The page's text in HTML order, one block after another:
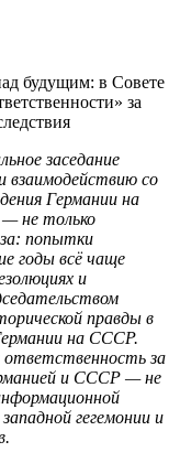
заседание
взаимодействию со
Германии на
не только
попытки
годы всё чаще
и
правды в
на СССР.
за
и СССР — не
гегемонии и